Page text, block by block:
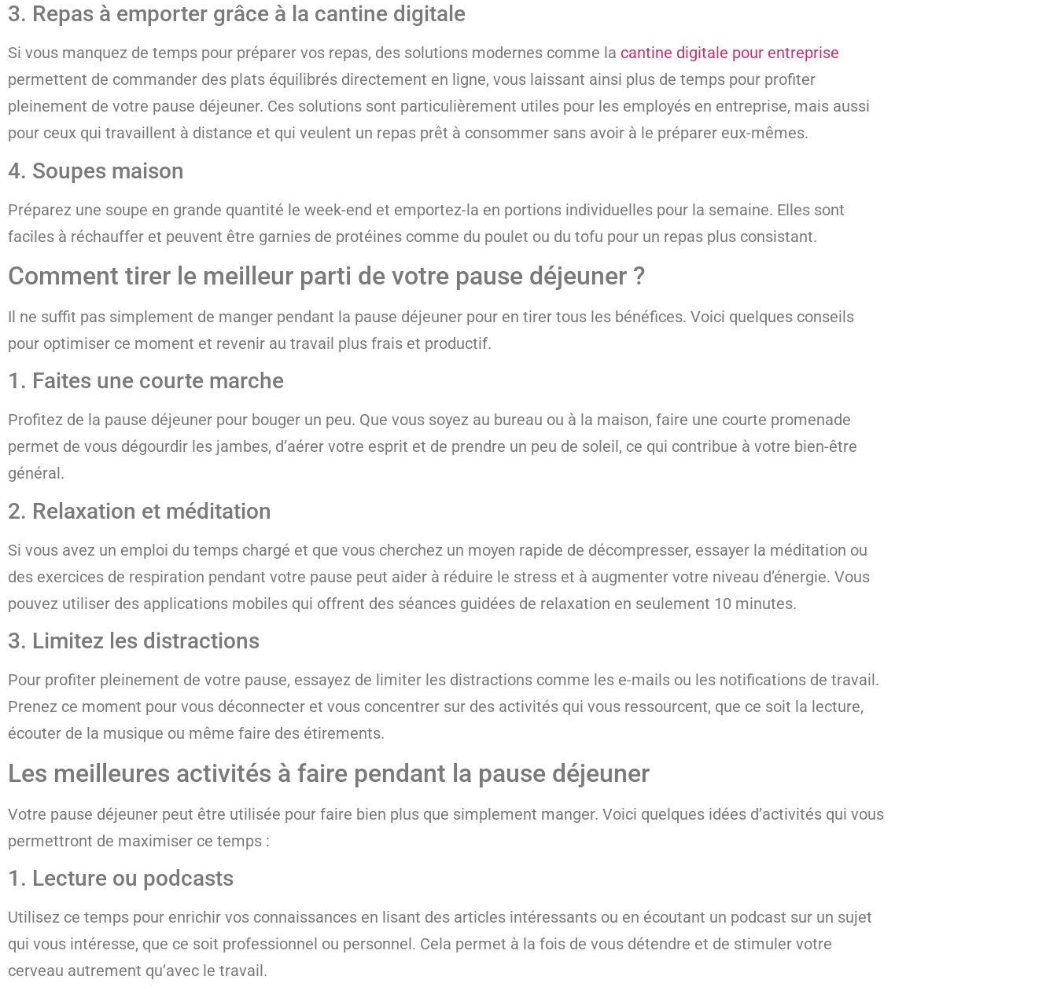
3. Repas à emporter grâce à la cantine digitale
Si vous manquez de temps pour préparer vos repas, des solutions modernes comme la cantine digitale pour entreprise
permettent de commander des plats équilibrés directement en ligne, vous laissant ainsi plus de temps pour profiter
pleinement de votre pause déjeuner. Ces solutions sont particulièrement utiles pour les employés en entreprise, mais aussi
pour ceux qui travaillent à distance et qui veulent un repas prêt à consommer sans avoir à le préparer eux-mêmes.
4. Soupes maison
Préparez une soupe en grande quantité le week-end et emportez-la en portions individuelles pour la semaine. Elles sont
faciles à réchauffer et peuvent être garnies de protéines comme du poulet ou du tofu pour un repas plus consistant.
Comment tirer le meilleur parti de votre pause déjeuner ?
Il ne suffit pas simplement de manger pendant la pause déjeuner pour en tirer tous les bénéfices. Voici quelques conseils
pour optimiser ce moment et revenir au travail plus frais et productif.
1. Faites une courte marche
Profitez de la pause déjeuner pour bouger un peu. Que vous soyez au bureau ou à la maison, faire une courte promenade
permet de vous dégourdir les jambes, d’aérer votre esprit et de prendre un peu de soleil, ce qui contribue à votre bien-être
général.
2. Relaxation et méditation
Si vous avez un emploi du temps chargé et que vous cherchez un moyen rapide de décompresser, essayer la méditation ou
des exercices de respiration pendant votre pause peut aider à réduire le stress et à augmenter votre niveau d’énergie. Vous
pouvez utiliser des applications mobiles qui offrent des séances guidées de relaxation en seulement 10 minutes.
3. Limitez les distractions
Pour profiter pleinement de votre pause, essayez de limiter les distractions comme les e-mails ou les notifications de travail.
Prenez ce moment pour vous déconnecter et vous concentrer sur des activités qui vous ressourcent, que ce soit la lecture,
écouter de la musique ou même faire des étirements.
Les meilleures activités à faire pendant la pause déjeuner
Votre pause déjeuner peut être utilisée pour faire bien plus que simplement manger. Voici quelques idées d’activités qui vous
permettront de maximiser ce temps :
1. Lecture ou podcasts
Utilisez ce temps pour enrichir vos connaissances en lisant des articles intéressants ou en écoutant un podcast sur un sujet
qui vous intéresse, que ce soit professionnel ou personnel. Cela permet à la fois de vous détendre et de stimuler votre
cerveau autrement qu’avec le travail.